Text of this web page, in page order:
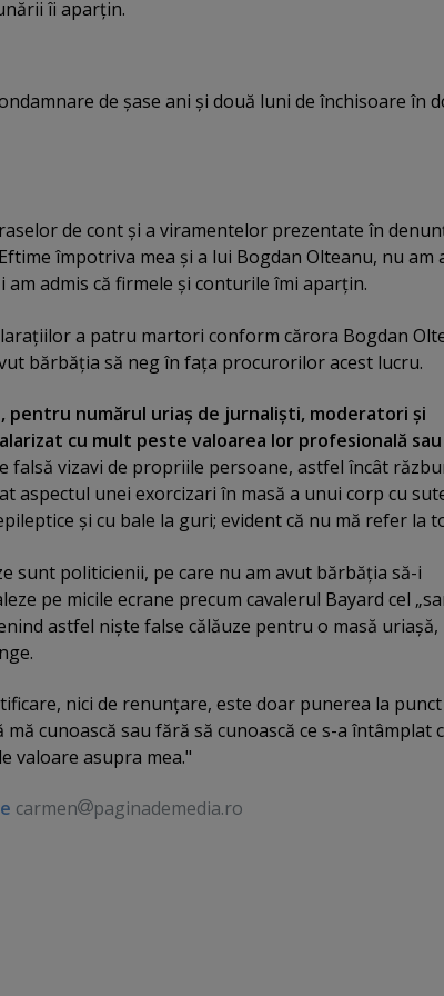
îi aparţin.
de şase ani şi două luni de închisoare în
de cont şi a viramentelor prezentate în
împotriva mea şi a lui Bogdan Olteanu, nu am
am admis că firmele şi conturile îmi aparţin.
a patru martori conform cărora Bogdan
bărbăţia să neg în faţa procurorilor acest lucru.
pentru numărul uriaş de jurnalişti, moderatori şi
cu mult peste valoarea lor profesională sau
falsă vizavi de propriile persoane, astfel încât
aspectul unei exorcizari în masă a unui corp cu
şi cu bale la guri; evident că nu mă refer la
sunt politicienii, pe care nu am avut bărbăţia să-i
pe micile ecrane precum cavalerul Bayard cel
astfel nişte false călăuze pentru o masă uriaşă,
nici de renunţare, este doar punerea la punct
cunoască sau fără să cunoască ce s-a întâmplat
valoare asupra mea."
carmen paginademedia.ro